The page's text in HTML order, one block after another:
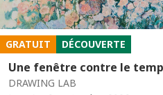
GRATUIT DÉCOUVERTE
Une fenêtre contre le
DRAWING LAB